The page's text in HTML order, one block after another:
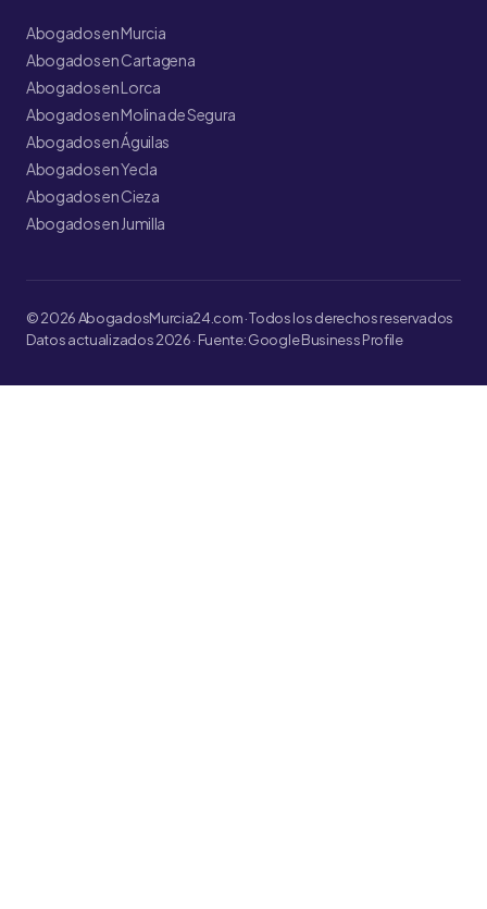
Abogados en Murcia
Abogados en Cartagena
Abogados en Lorca
Abogados en Molina de Segura
Abogados en Águilas
Abogados en Yecla
Abogados en Cieza
Abogados en Jumilla
© 2026 AbogadosMurcia24.com · Todos los derechos reservados
Datos actualizados 2026 · Fuente: Google Business Profile